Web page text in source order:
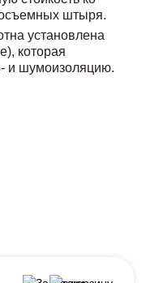
штыря.
установлена
которая
и шумоизоляцию.